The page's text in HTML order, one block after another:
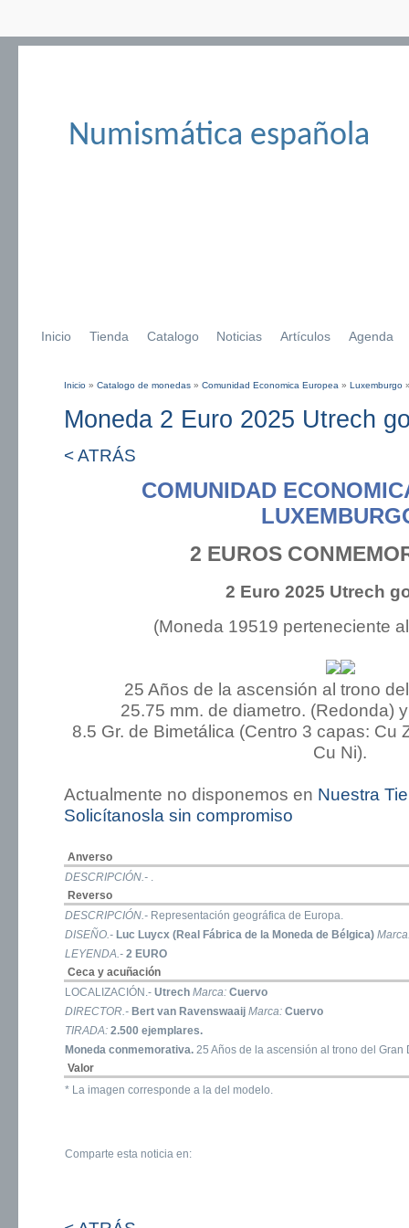
Numismática española
Inicio Tienda Catalogo Noticias Artículos Agenda
Inicio » Catalogo de monedas » Comunidad Economica Europea » Luxemburgo
Moneda 2 Euro 2025 Utrech
< ATRÁS
COMUNIDAD
2 EUROS
2 Euro 2025 Utrech
(Moneda 19519 perteneciente
25 Años de la ascensión al trono
25.75 mm. de diametro. (Redonda)
8.5 Gr. de Bimetálica (Centro 3 capas: Cu
Cu Ni).
Actualmente no disponemos en Nuestra
Solicítanosla sin compromiso
Anverso
DESCRIPCIÓN.- .
Reverso
DESCRIPCIÓN.- Representación geográfica de Europa.
DISEÑO.- Luc Luycx (Real Fábrica de la Moneda de Bélgica)
LEYENDA.- 2 EURO
Ceca y acuñación
LOCALIZACIÓN.- Utrech Marca: Cuervo
DIRECTOR.- Bert van Ravenswaaij Marca: Cuervo
TIRADA: 2.500 ejemplares.
Moneda conmemorativa. 25 Años de la ascensión al trono del Gran
Valor
* La imagen corresponde a la del modelo.
Comparte esta noticia en: